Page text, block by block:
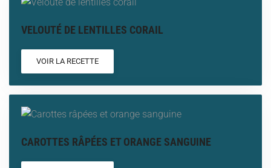
VELOUTÉ DE LENTILLES CORAIL
VOIR LA RECETTE
CAROTTES RÂPÉES ET ORANGE SANGUINE